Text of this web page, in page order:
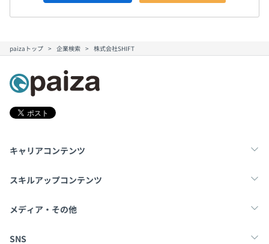
paizaトップ 企業検索 株式会社SHIFT
キャリアコンテンツ
転職・キャリア
スキルアップコンテンツ
学習
メディア・その他
Tech Team Journal
SNS